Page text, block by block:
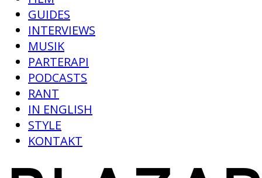
GUIDES
INTERVIEWS
MUSIK
PARTERAPI
PODCASTS
RANT
IN ENGLISH
STYLE
KONTAKT